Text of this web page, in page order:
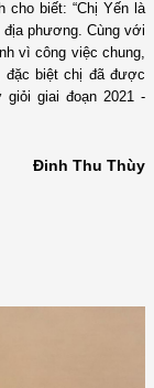
cho biết: “Chị Yến là
phương. Cùng với
vì công việc chung,
đặc biệt chị đã được
giai đoạn 2021 -
Đinh Thu Thùy